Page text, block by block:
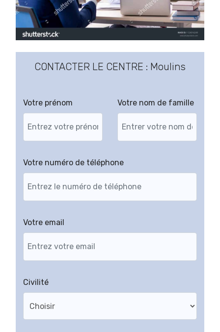
CONTACTER LE CENTRE : Moulins
Votre prénom Votre nom de famille
Votre numéro de téléphone
Votre email
Civilité